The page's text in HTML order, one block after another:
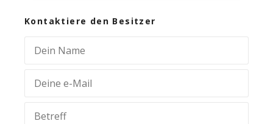
Kontaktiere den Besitzer